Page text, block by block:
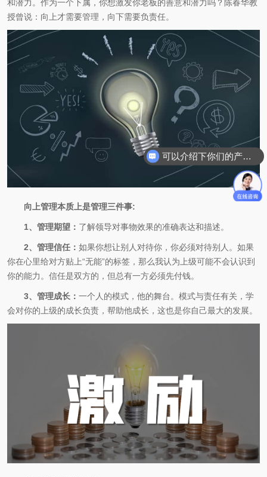
和潜力。作为一个下属，你想激发你老板的善意和潜力吗？陈春华教
授曾说：向上才需要管理，向下需要负责任。
向上管理本质上是管理三件事:
1、管理期望： 了解领导对事物效果的准确表达和描述。
2、管理信任： 如果你想让别人对待你，你必须对待别人。如果
你在心里给对方贴上“无能”的标签，那么我认为上级可能不会认识到
你的能力。信任是双方的，但总有一方必须先付钱。
3、管理成长： 一个人的模式，他的舞台。模式与责任有关，学
会对你的上级的成长负责，帮助他成长，这也是你自己最大的发展。
可以介绍下你们的产品么
你们是怎么收费的呢